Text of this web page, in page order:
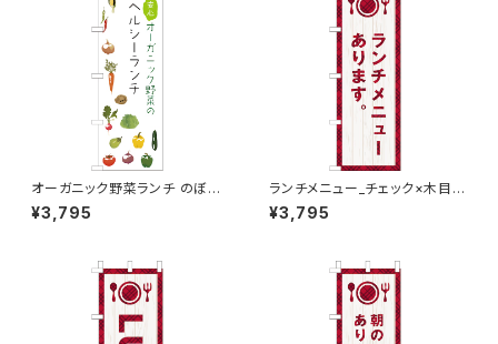
オーガニック野菜ランチ のぼり
旗
¥3,795
ランチメニュー_チェック×木目
のぼり旗
¥3,795